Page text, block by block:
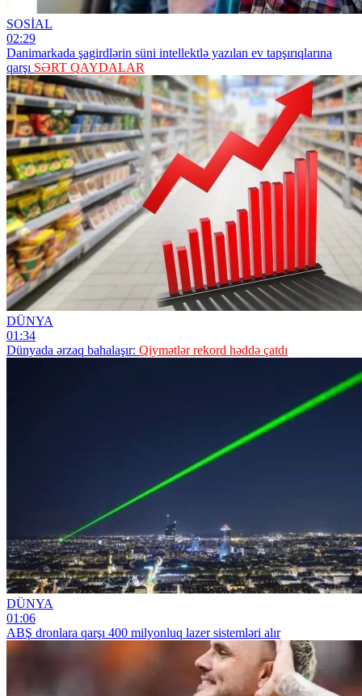
SOSİAL
02:29
Danimarkada şagirdlərin süni intellektlə yazılan ev tapşırıqlarına
qarşı SƏRT QAYDALAR
DÜNYA
01:34
Dünyada ərzaq bahalaşır: Qiymətlər rekord həddə çatdı
DÜNYA
01:06
ABŞ dronlara qarşı 400 milyonluq lazer sistemləri alır